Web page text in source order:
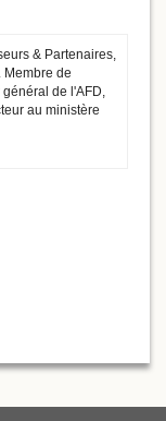
& Partenaires,
Membre de
de l'AFD,
au ministère